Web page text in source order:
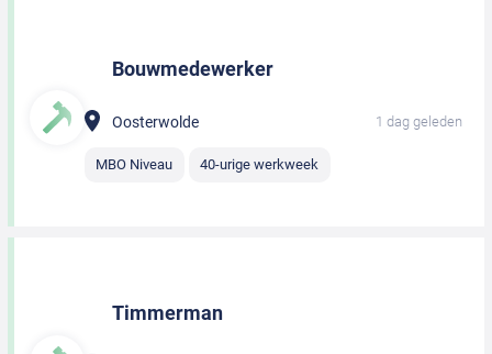
Bouwmedewerker
Oosterwolde 1 dag geleden
MBO Niveau 40-urige werkweek
Timmerman